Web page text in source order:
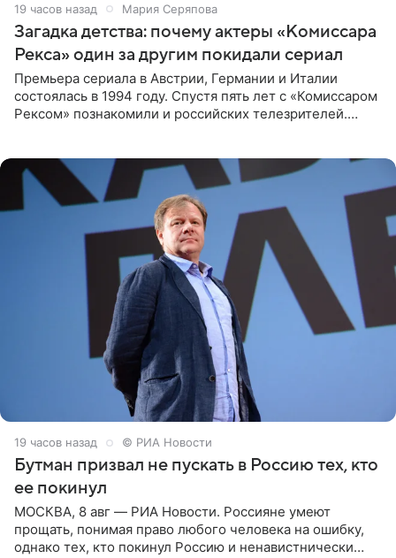
19 часов назад Мария Серяпова
Загадка детства: почему актеры «Комиссара
Рекса» один за другим покидали сериал
Премьера сериала в Австрии, Германии и Италии
состоялась в 1994 году. Спустя пять лет с «Комиссаром
Рексом» познакомили и российских телезрителей.
19 часов назад © РИА Новости
Бутман призвал не пускать в Россию тех, кто
ее покинул
МОСКВА, 8 авг — РИА Новости. Россияне умеют
прощать, понимая право любого человека на ошибку,
однако тех, кто покинул Россию и ненавистнически